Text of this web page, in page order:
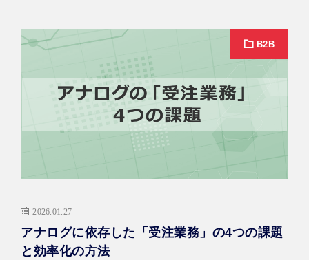
B2B
2026.01.27
アナログに依存した「受注業務」の4つの課題
と効率化の方法